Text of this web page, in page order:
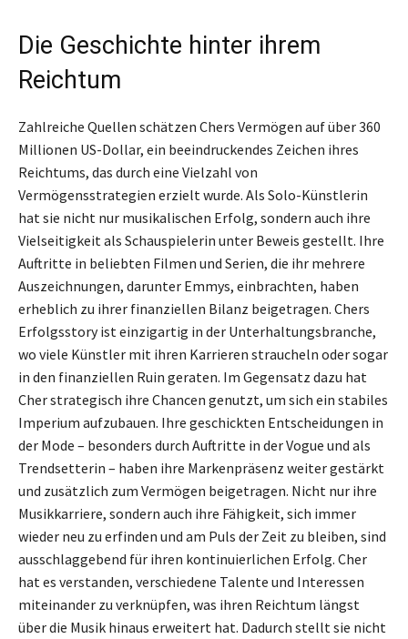
Die Geschichte hinter ihrem
Reichtum
Zahlreiche Quellen schätzen Chers Vermögen auf über 360
Millionen US-Dollar, ein beeindruckendes Zeichen ihres
Reichtums, das durch eine Vielzahl von
Vermögensstrategien erzielt wurde. Als Solo-Künstlerin
hat sie nicht nur musikalischen Erfolg, sondern auch ihre
Vielseitigkeit als Schauspielerin unter Beweis gestellt. Ihre
Auftritte in beliebten Filmen und Serien, die ihr mehrere
Auszeichnungen, darunter Emmys, einbrachten, haben
erheblich zu ihrer finanziellen Bilanz beigetragen. Chers
Erfolgsstory ist einzigartig in der Unterhaltungsbranche,
wo viele Künstler mit ihren Karrieren straucheln oder sogar
in den finanziellen Ruin geraten. Im Gegensatz dazu hat
Cher strategisch ihre Chancen genutzt, um sich ein stabiles
Imperium aufzubauen. Ihre geschickten Entscheidungen in
der Mode – besonders durch Auftritte in der Vogue und als
Trendsetterin – haben ihre Markenpräsenz weiter gestärkt
und zusätzlich zum Vermögen beigetragen. Nicht nur ihre
Musikkarriere, sondern auch ihre Fähigkeit, sich immer
wieder neu zu erfinden und am Puls der Zeit zu bleiben, sind
ausschlaggebend für ihren kontinuierlichen Erfolg. Cher
hat es verstanden, verschiedene Talente und Interessen
miteinander zu verknüpfen, was ihren Reichtum längst
über die Musik hinaus erweitert hat. Dadurch stellt sie nicht